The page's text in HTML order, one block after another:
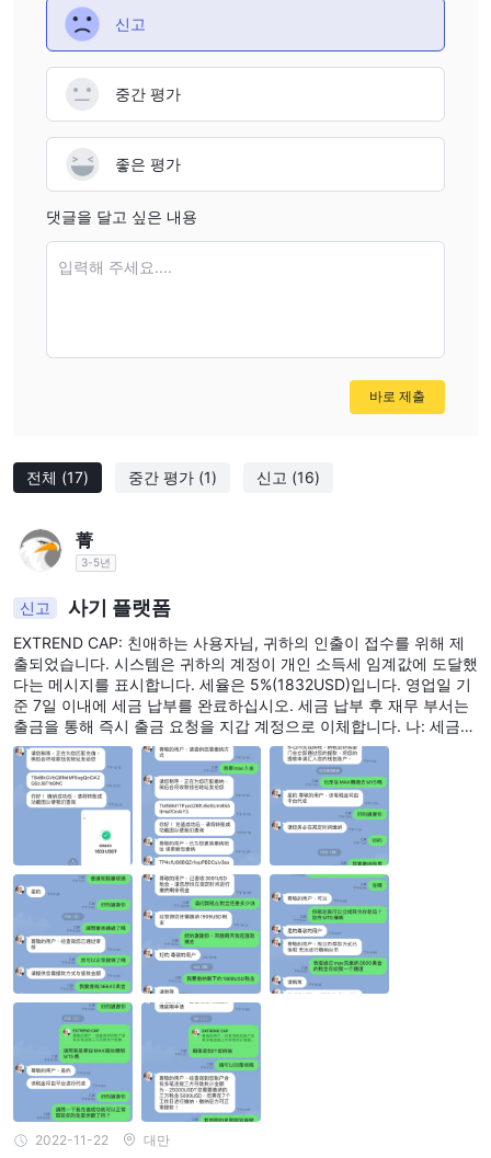
전체 (17) 중간 평가 (1) 신고 (16)
菁
3-5년
신고 사기 플랫폼
EXTREND CAP: 친애하는 사용자님, 귀하의 인출이 접수를 위해 제
출되었습니다. 시스템은 귀하의 계정이 개인 소득세 임계값에 도달했
다는 메시지를 표시합니다. 세율은 5%(1832USD)입니다. 영업일 기
준 7일 이내에 세금 납부를 완료하십시오. 세금 납부 후 재무 부서는
출금을 통해 즉시 출금 요청을 지갑 계정으로 이체합니다. 나: 세금을
내고 싶습니다 EXTREND CAP: 친애하는 사용자님, 세금 및 수수료
가 확인되었습니다 귀하의 관련 정보가 제출되었습니다. 검토를 위해
24시간 동안 기다려 주십시오! 나: 8일 동안 감사를 받았는데 왜 아직
감사를 통과하지 못했나요? 사기집단인가요? 당신은 당신의 목표를
달성했고 우리가 세금을 내도록 하기 위해 어떤 수단을 사용했습니
2022-11-22 대만
신고
중간 평가
좋은 평가
댓글을 달고 싶은 내용
입력해 주세요....
바로 제출